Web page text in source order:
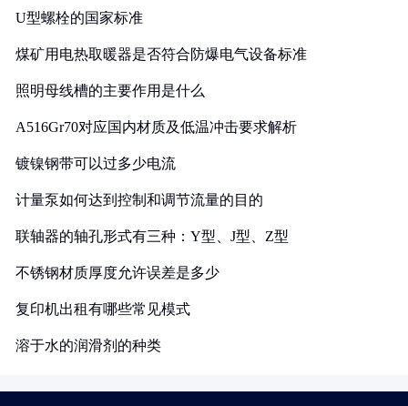
U型螺栓的国家标准
煤矿用电热取暖器是否符合防爆电气设备标准
照明母线槽的主要作用是什么
A516Gr70对应国内材质及低温冲击要求解析
镀镍钢带可以过多少电流
计量泵如何达到控制和调节流量的目的
联轴器的轴孔形式有三种：Y型、J型、Z型
不锈钢材质厚度允许误差是多少
复印机出租有哪些常见模式
溶于水的润滑剂的种类